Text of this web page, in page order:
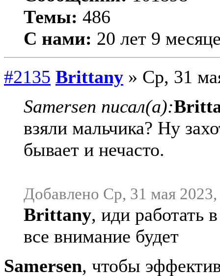
Темы: 486
С нами: 20 лет 9
#2135 Brittany » Ср, 31
Samersen писал(а):
взяли мальчика? Ну
бывает и нечасто.
Добавлено Ср, 31 мая
Brittany, иди работать
все внимание будет
Samersen, чтобы